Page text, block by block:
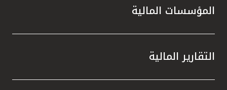
المؤسسات المالية
التقارير المالية